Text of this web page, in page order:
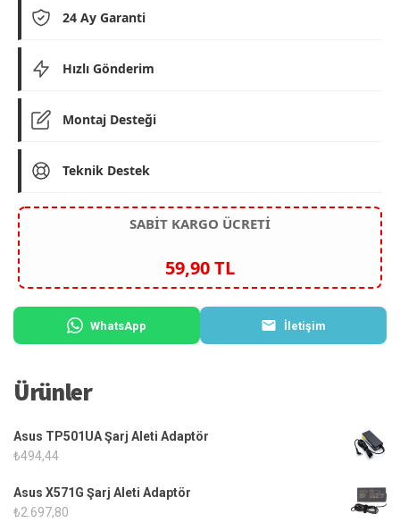
24 Ay Garanti
Hızlı Gönderim
Montaj Desteği
Teknik Destek
SABİT KARGO ÜCRETİ
59,90 TL
WhatsApp İletişim
Ürünler
Asus TP501UA Şarj Aleti Adaptör
₺494,44
Asus X571G Şarj Aleti Adaptör
₺2.697,80